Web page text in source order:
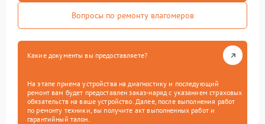
Вопросы по ремонту влагомеров
Какие документы вы предоставляете?
На этапе приема устройства на диагностику и последующий
ремонт вам будет предоставлен заказ-наряд с указанием страховых
обязательств на ваше устройство. Далее, после выполнения работ
по ремонту техники, вы получите акт выполненных работ и
гарантийный талон.